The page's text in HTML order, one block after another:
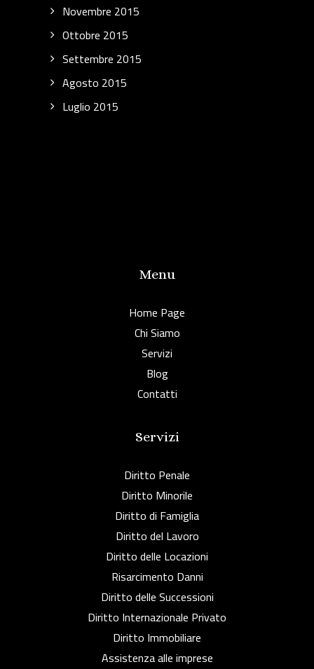
Novembre 2015
Ottobre 2015
Settembre 2015
Agosto 2015
Luglio 2015
Menu
Home Page
Chi Siamo
Servizi
Blog
Contatti
Servizi
Diritto Penale
Diritto Minorile
Diritto di Famiglia
Diritto del Lavoro
Diritto delle Locazioni
Risarcimento Danni
Diritto delle Successioni
Diritto Internazionale Privato
Diritto Immobiliare
Assistenza alle imprese